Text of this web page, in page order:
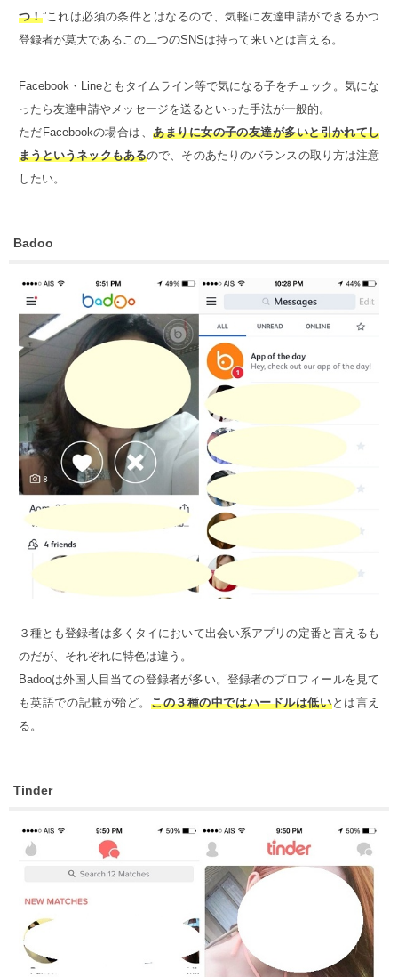
つ！”これは必須の条件とはなるので、気軽に友達申請ができるかつ
登録者が莫大であるこの二つのSNSは持って来いとは言える。
Facebook・Lineともタイムライン等で気になる子をチェック。気にな
ったら友達申請やメッセージを送るといった手法が一般的。
ただFacebookの場合は、あまりに女の子の友達が多いと引かれてし
まうというネックもあるので、そのあたりのバランスの取り方は注意
したい。
Badoo
３種とも登録者は多くタイにおいて出会い系アプリの定番と言えるも
のだが、それぞれに特色は違う。
Badooは外国人目当ての登録者が多い。登録者のプロフィールを見て
も英語での記載が殆ど。 この３種の中ではハードルは低いとは言え
る。
Tinder